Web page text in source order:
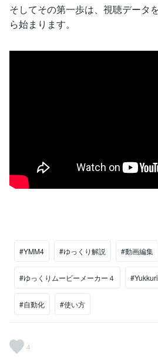
そしてその第一歩は、視聴データ
ら始まります。
#YMM4 #ゆっくり解説 #動画編集
#ゆっくりムービーメーカー４
#自動化 #使い方
4